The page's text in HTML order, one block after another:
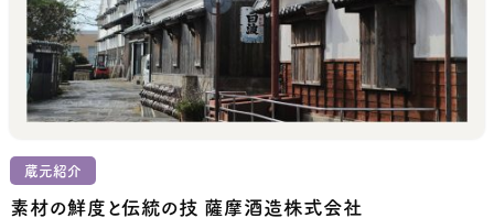
蔵元紹介
素材の鮮度と伝統の技 薩摩酒造株式会社